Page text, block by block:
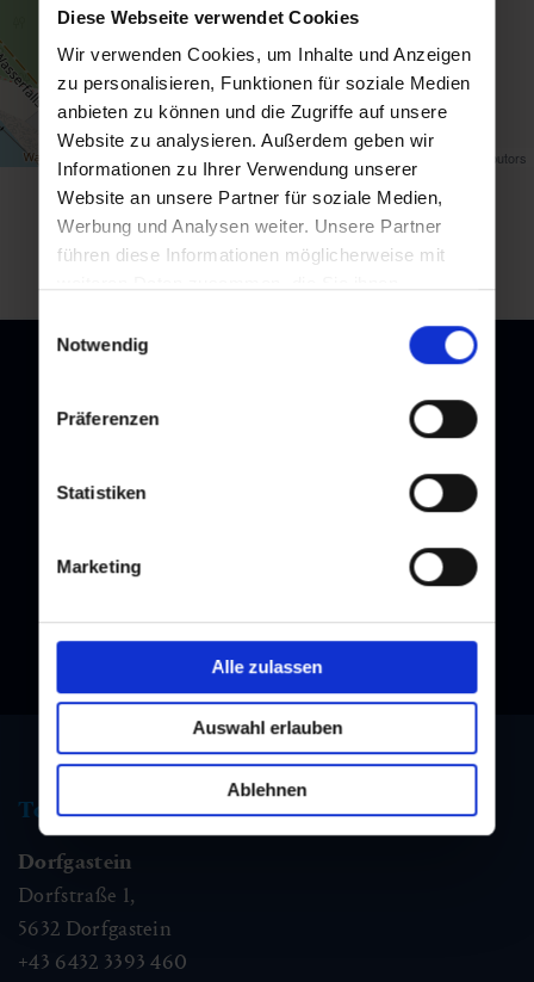
Diese Webseite verwendet Cookies
Wir verwenden Cookies, um Inhalte und Anzeigen
zu personalisieren, Funktionen für soziale Medien
anbieten zu können und die Zugriffe auf unsere
Website zu analysieren. Außerdem geben wir
Informationen zu Ihrer Verwendung unserer
Website an unsere Partner für soziale Medien,
Werbung und Analysen weiter. Unsere Partner
führen diese Informationen möglicherweise mit
Nutzung der Dienste gesammelt haben.
Einwilligungsauswahl
Notwendig
Präferenzen
Statistiken
Marketing
Alle zulassen
Auswahl erlauben
Ablehnen
Map data © contributors
Zurück zur Übersicht
Melden Sie sich bei unserem Newsletter an, und bleiben Sie
Tourismus Information
Dorfgastein
Dorfstraße 1,
5632 Dorfgastein
+43 6432 3393 460